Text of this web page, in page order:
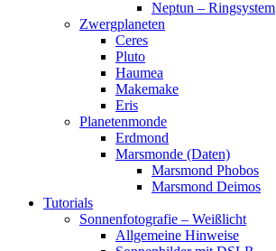
Neptun – Ringsystem
Zwergplaneten
Ceres
Pluto
Haumea
Makemake
Eris
Planetenmonde
Erdmond
Marsmonde (Daten)
Marsmond Phobos
Marsmond Deimos
Tutorials
Sonnenfotografie – Weißlicht
Allgemeine Hinweise